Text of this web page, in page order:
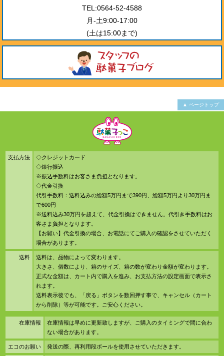
TEL:0564-52-4588
月-土9:00-17:00
(土は15:00まで)
▲ ページトップ
支払方法
◇クレジットカード
◇銀行振込
※振込手数料はお客さま負担となります。
◇代金引換
代引手数料：送料込みの総額5万円まで390円、総額5万円より30万円ま
で600円
※送料込み30万円を超えて、代金引換はできません。代引き手数料はお
客さま負担となります。
【お願い】代金引換の場合、お電話にてご購入の確認をさせていただく
場合があります。
送料
送料は、品物によって変わります。
大きさ、個数により、箱のサイズ、箱の数が変わり金額が変わります。
正式な金額は、カート内で購入を進み、お支払方法の設定画面で表示さ
れます。
送料表示後でも、「戻る」ボタンを数回押す事で、キャンセル（カート
から削除）等が可能です。ご安心ください。
在庫情報
在庫情報は早めに更新致しますが、ご購入のタイミングで間に合わ
ない場合があります。
エコのお願い 発送の際、再利用段ボールを使用させていただきます。